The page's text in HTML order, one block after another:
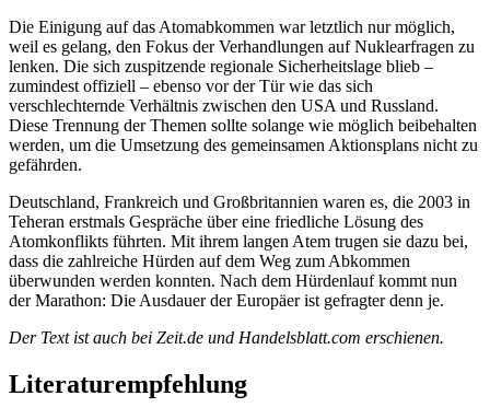
Die Einigung auf das Atomabkommen war letztlich nur möglich,
weil es gelang, den Fokus der Verhandlungen auf Nuklearfragen zu
lenken. Die sich zuspitzende regionale Sicherheitslage blieb –
zumindest offiziell – ebenso vor der Tür wie das sich
verschlechternde Verhältnis zwischen den USA und Russland.
Diese Trennung der Themen sollte solange wie möglich beibehalten
werden, um die Umsetzung des gemeinsamen Aktionsplans nicht zu
gefährden.
Deutschland, Frankreich und Großbritannien waren es, die 2003 in
Teheran erstmals Gespräche über eine friedliche Lösung des
Atomkonflikts führten. Mit ihrem langen Atem trugen sie dazu bei,
dass die zahlreiche Hürden auf dem Weg zum Abkommen
überwunden werden konnten. Nach dem Hürdenlauf kommt nun
der Marathon: Die Ausdauer der Europäer ist gefragter denn je.
Der Text ist auch bei Zeit.de und Handelsblatt.com erschienen.
Literaturempfehlung